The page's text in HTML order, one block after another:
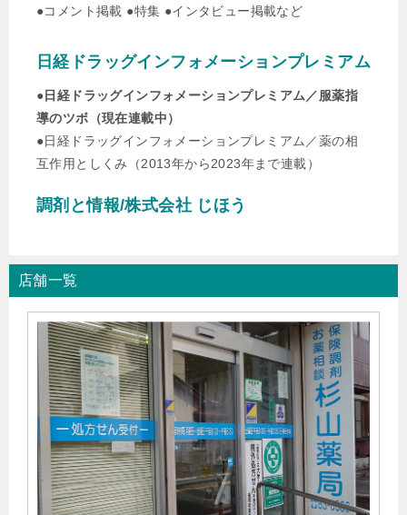
こと。現状と課題の解説」の記事監修を行いました。
▶︎2022年7月11日
ファルマスタッフにて、「片頭痛予防の抗体医薬「エムガ
ルティ」とは？在宅自己注射の処方における注意点も解
説」の記事監修を行いました。
2022年6月27日
ファルマスタッフにて、「【薬局のお困りごと】「病院に
▶︎2022年6月13日
「調剤報酬改定2022」を分かりやすく解説」の記事監修を
行いました。
2022年6月6日
ファルマスタッフにて、「新型コロナ治療薬の「パキロビ
ッドパック（ニルマトレルビル錠/リトナビル錠）」を解
説！」の記事監修を行いました。
▶︎ 2022年6月1日
●コメント掲載 ●特集 ●インタビュー掲載など
日経ドラッグインフォメーションプレミアム
●日経ドラッグインフォメーションプレミアム／服薬指
導のツボ（現在連載中）
●日経ドラッグインフォメーションプレミアム／薬の相
互作用としくみ（2013年から2023年まで連載）
調剤と情報/株式会社 じほう
店舗一覧